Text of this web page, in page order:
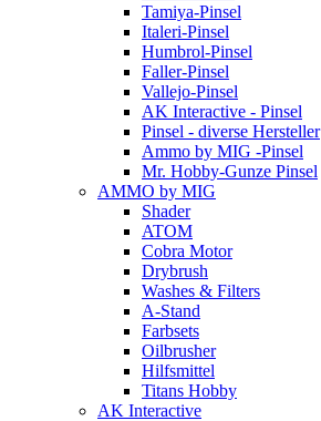
Tamiya-Pinsel
Italeri-Pinsel
Humbrol-Pinsel
Faller-Pinsel
Vallejo-Pinsel
AK Interactive - Pinsel
Pinsel - diverse Hersteller
Ammo by MIG -Pinsel
Mr. Hobby-Gunze Pinsel
AMMO by MIG
Shader
ATOM
Cobra Motor
Drybrush
Washes & Filters
A-Stand
Farbsets
Oilbrusher
Hilfsmittel
Titans Hobby
AK Interactive